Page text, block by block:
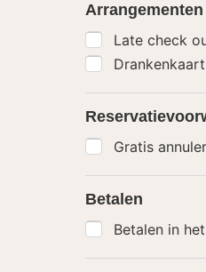
Late check
Drankenkaart
Gratis
Betalen
Betalen in